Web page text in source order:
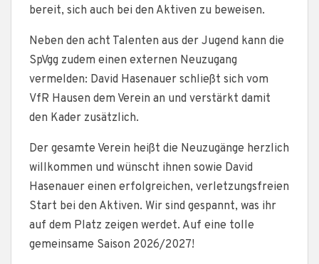
bereit, sich auch bei den Aktiven zu beweisen.
Neben den acht Talenten aus der Jugend kann die
SpVgg zudem einen externen Neuzugang
vermelden: David Hasenauer schließt sich vom
VfR Hausen dem Verein an und verstärkt damit
den Kader zusätzlich.
Der gesamte Verein heißt die Neuzugänge herzlich
willkommen und wünscht ihnen sowie David
Hasenauer einen erfolgreichen, verletzungsfreien
Start bei den Aktiven. Wir sind gespannt, was ihr
auf dem Platz zeigen werdet. Auf eine tolle
gemeinsame Saison 2026/2027!